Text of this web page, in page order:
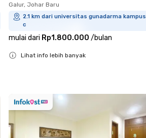
Galur, Johar Baru
2.1 km dari universitas gunadarma kampus
c
mulai dari Rp1.800.000 /bulan
Lihat info lebih banyak